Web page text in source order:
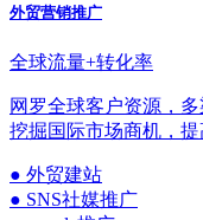
外贸营销推广
全球流量+转化率
网罗全球客户资源，
挖掘国际市场商机，提
● 外贸建站
● SNS社媒推广